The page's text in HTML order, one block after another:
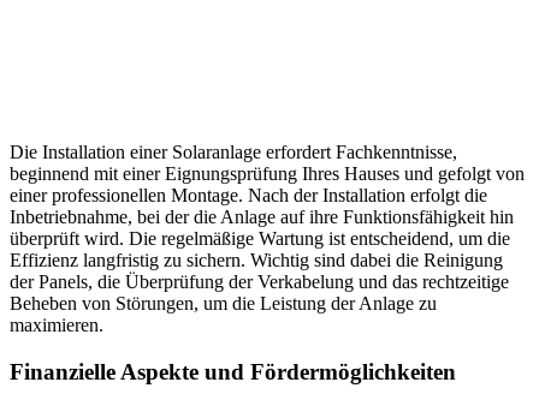
Die Installation einer Solaranlage erfordert Fachkenntnisse,
beginnend mit einer Eignungsprüfung Ihres Hauses und gefolgt von
einer professionellen Montage. Nach der Installation erfolgt die
Inbetriebnahme, bei der die Anlage auf ihre Funktionsfähigkeit hin
überprüft wird. Die regelmäßige Wartung ist entscheidend, um die
Effizienz langfristig zu sichern. Wichtig sind dabei die Reinigung
der Panels, die Überprüfung der Verkabelung und das rechtzeitige
Beheben von Störungen, um die Leistung der Anlage zu
maximieren.
Finanzielle Aspekte und Fördermöglichkeiten